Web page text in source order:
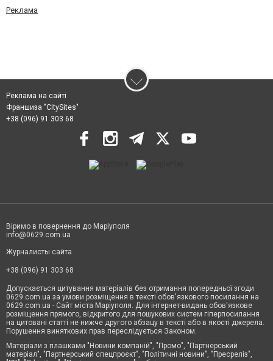
Реклама
Реклама на сайті
Франшиза "CitySites"
+38 (096) 91 303 68
Віримо в повернення до Маріуполя
info@0629.com.ua
Журналисты сайта
+38 (096) 91 303 68
Допускається цитування матеріалів без отримання попередньої згоди
0629.com.ua за умови розміщення в тексті обов'язкового посилання на
0629.com.ua - Сайт міста Маріуполя. Для інтернет-видань обов'язкове
розміщення прямого, відкритого для пошукових систем гіперпосилання
на цитовані статті не нижче другого абзацу в тексті або в якості джерела.
Порушення виняткових прав переслідується Законом.
Матеріали з плашками "Новини компаній", "Промо", "Партнерський
матеріал", "Партнерський спецпроєкт", "Політичні новини", "Пресреліз",